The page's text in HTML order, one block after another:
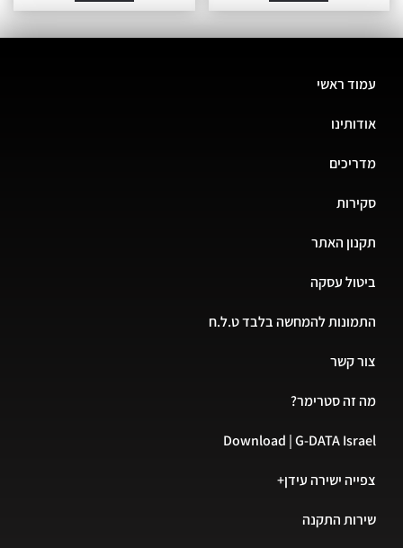
עמוד ראשי
אודותינו
מדריכים
סקירות
תקנון האתר
ביטול עסקה
התמונות להמחשה בלבד ט.ל.ח
צור קשר
מה זה סטרימר?
Download | G-DATA Israel
צפייה ישירה עידן+
שירות התקנה